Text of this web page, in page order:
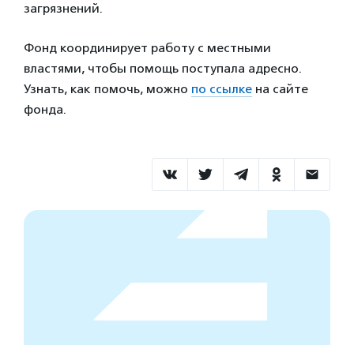
загрязнений.
Фонд координирует работу с местными
властями, чтобы помощь поступала адресно.
Узнать, как помочь, можно по ссылке на сайте
фонда.